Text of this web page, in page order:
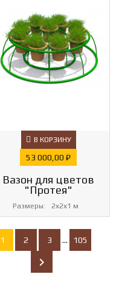
В КОРЗИНУ
Цена
53 000,00 ₽
Вазон для цветов
"Протея"
Размеры: 2х2х1 м
1 2 3 … 105
